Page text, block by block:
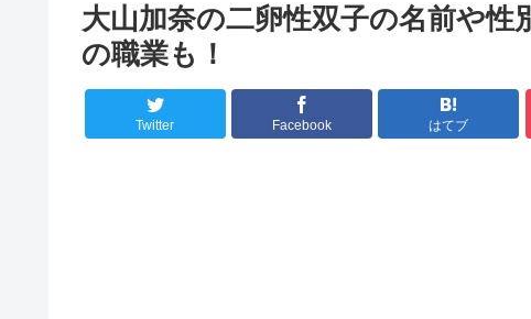
大山加奈の二卵性双子の名前や
の職業も！
Twitter Facebook はてブ